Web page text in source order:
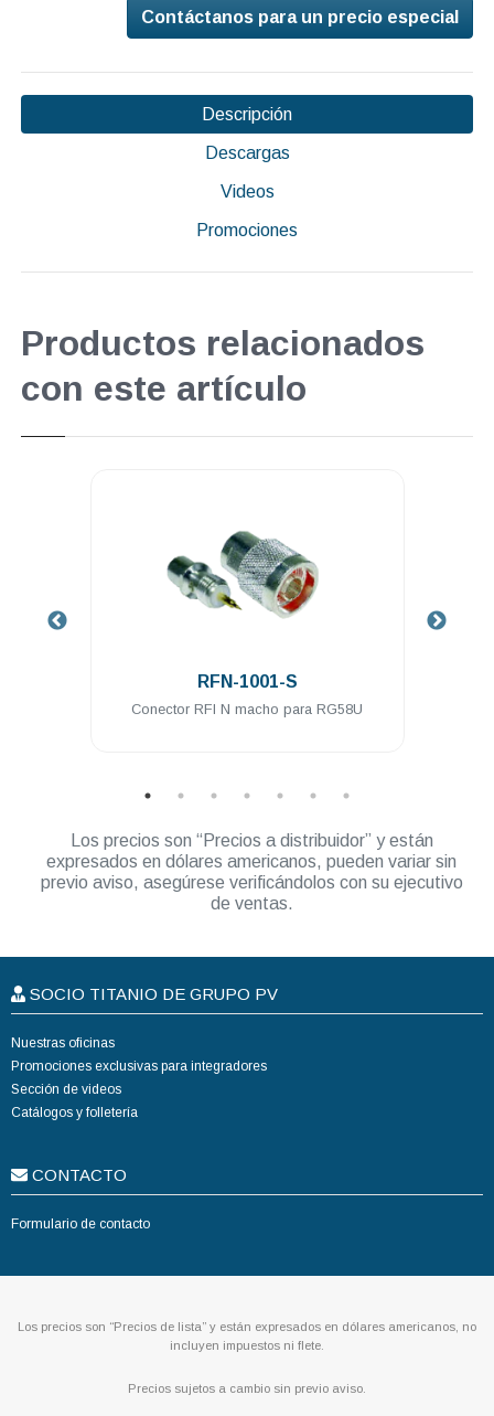
Contáctanos para un precio especial
Descripción
Descargas
Videos
Promociones
Productos relacionados
con este artículo
RFN-1001-S
Conector RFI N macho para RG58U
Los precios son “Precios a distribuidor” y están
expresados en dólares americanos, pueden variar sin
previo aviso, asegúrese verificándolos con su ejecutivo
de ventas.
SOCIO TITANIO DE GRUPO PV
Nuestras oficinas
Promociones exclusivas para integradores
Sección de videos
Catálogos y folletería
CONTACTO
Formulario de contacto
Los precios son “Precios de lista” y están expresados en dólares americanos, no
incluyen impuestos ni flete.
Precios sujetos a cambio sin previo aviso.